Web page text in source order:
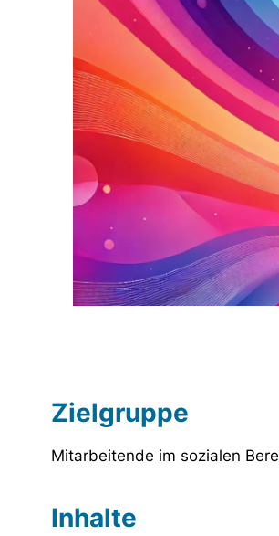
Zielgruppe
Mitarbeitende im sozialen
Inhalte